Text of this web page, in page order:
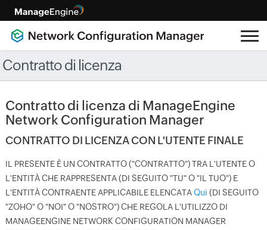
Contratto di licenza
Contratto di licenza di ManageEngine
Network Configuration Manager
CONTRATTO DI LICENZA CON L'UTENTE FINALE
IL PRESENTE È UN CONTRATTO ("CONTRATTO") TRA L'UTENTE O
L'ENTITÀ CHE RAPPRESENTA (DI SEGUITO "TU" O "IL TUO") E
L'ENTITÀ CONTRAENTE APPLICABILE ELENCATAQui (DI SEGUITO
"ZOHO" O "NOI" O "NOSTRO") CHE REGOLA L'UTILIZZO DI
MANAGEENGINE NETWORK CONFIGURATION MANAGER